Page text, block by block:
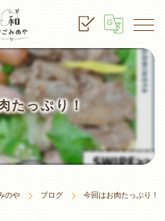
たっぷり！
のや ブログ 今回はお肉たっぷり！